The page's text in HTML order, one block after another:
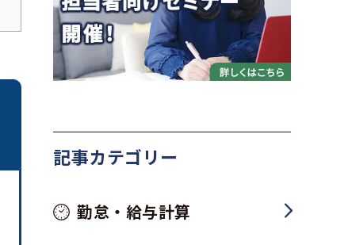
記事カテゴリー
勤怠・給与計算